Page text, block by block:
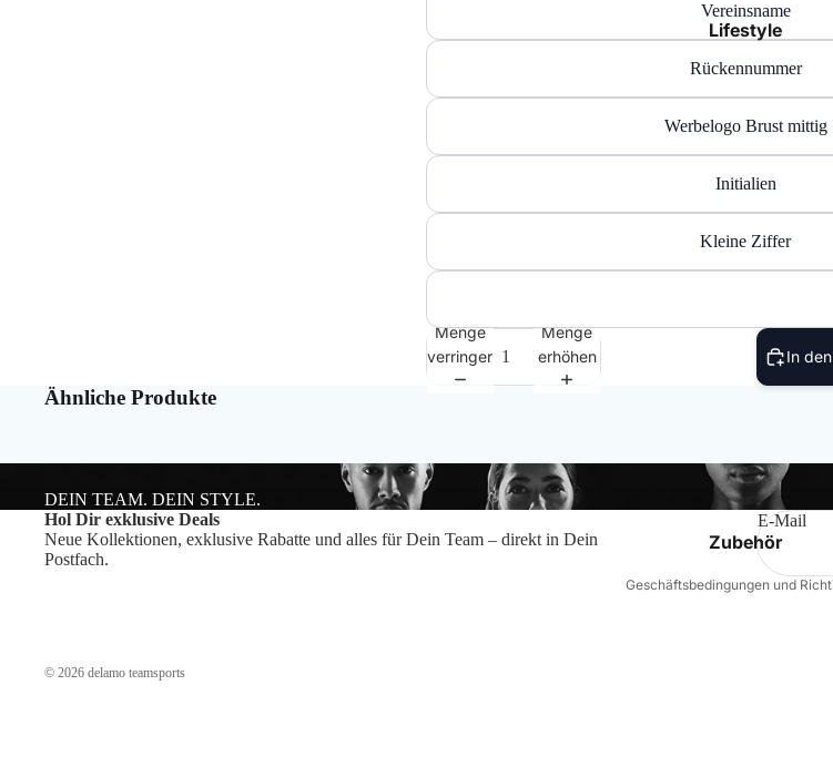
Stutzen & Socken
Funktionswäsche
Präsentationskleidung
Jacken & Westen
Schiedsrichter
Lifestyle
Jacken & Westen
Shorts
Zubehör
Vereinsname
Rückennummer
Werbelogo Brust mittig
Initialien
Kleine Ziffer
Menge
verringern
Menge
erhöhen
In
Ähnliche Produkte
DEIN TEAM. DEIN STYLE.
Hol Dir exklusive Deals
Neue Kollektionen, exklusive Rabatte und alles für Dein Team – direkt in Dein
Postfach.
E-Mail
© 2026 delamo teamsports
Geschäftsbedingungen und
Widerrufsrecht
Kontaktinformationen